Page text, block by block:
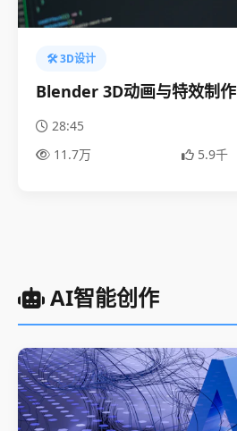
🛠️ 3D设计
Blender 3D动画与特效制作
28:45
11.7万
5.9千
AI智能创作